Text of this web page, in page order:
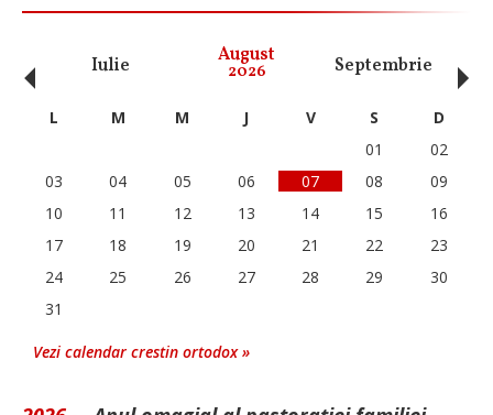
Iulie August
2026 Septembrie
‹ L M M J V S
D
01
02
03
04 05 06 07 08
09
10
11 12 13 14 15
16
17
18 19 20 21 22
23
24
25 26 27 28 29
30
31
Vezi calendar crestin ortodox »